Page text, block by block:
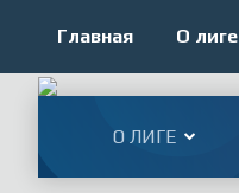
Главная О лиге
О ЛИГЕ